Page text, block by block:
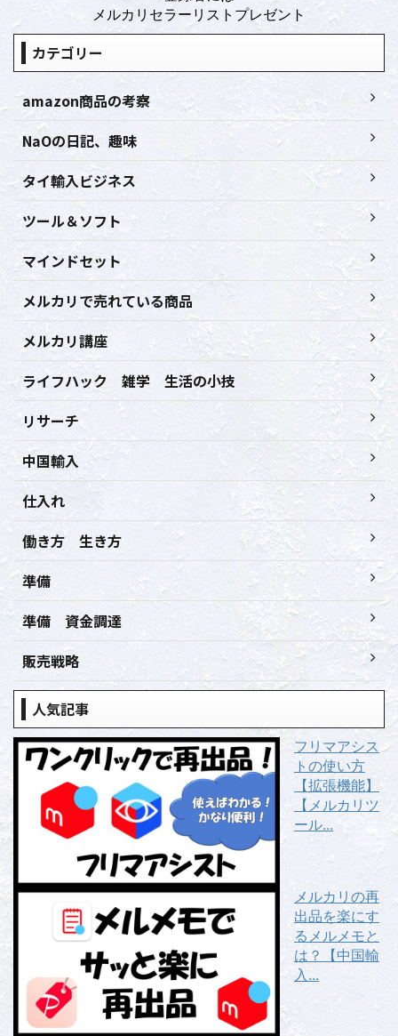
メルカリセラーリストプレゼント
カテゴリー
amazon商品の考察
NaOの日記、趣味
タイ輸入ビジネス
ツール＆ソフト
マインドセット
メルカリで売れている商品
メルカリ講座
ライフハック 雑学 生活の小技
リサーチ
中国輸入
仕入れ
働き方 生き方
準備
準備 資金調達
販売戦略
人気記事
フリマアシス
トの使い方
【拡張機能】
【メルカリツ
ール...
メルカリの再
出品を楽にす
るメルメモと
は？【中国輸
入...